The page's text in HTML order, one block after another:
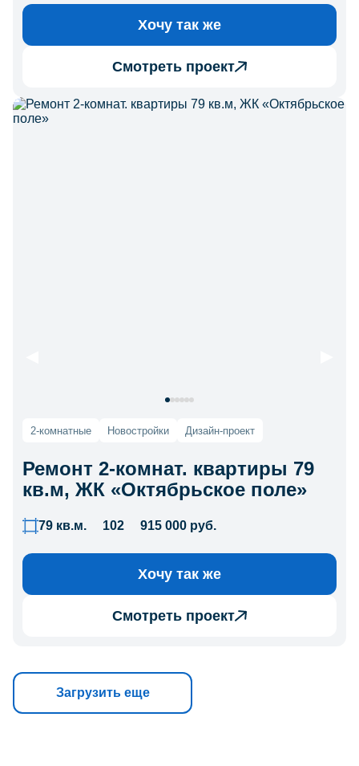
Хочу так же
Смотреть проект
2-комнатные Новостройки Дизайн-проект
Ремонт 2-комнат. квартиры 79
кв.м, ЖК «Октябрьское поле»
79 кв.м. 102 915 000 руб.
Хочу так же
Смотреть проект
Загрузить еще